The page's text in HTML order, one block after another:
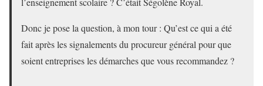
Donc je pose la question, à mon tour : Qu’est ce qui a été
fait après les signalements du procureur général pour que
soient entreprises les démarches que vous recommandez ?